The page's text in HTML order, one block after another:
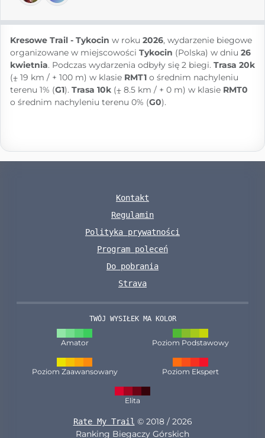
Kresowe Trail - Tykocin w roku 2026, wydarzenie biegowe
organizowane w miejscowości Tykocin (Polska) w dniu 26
kwietnia. Podczas wydarzenia odbyły się 2 biegi. Trasa 20k
(⨦ 19 km / + 100 m) w klasie RMT1 o średnim nachyleniu
terenu 1% (G1). Trasa 10k (⨦ 8.5 km / + 0 m) w klasie RMT0
o średnim nachyleniu terenu 0% (G0).
Kontakt
Regulamin
Polityka prywatności
Program poleceń
Do pobrania
Strava
TWÓJ WYSIŁEK MA KOLOR
Amator Poziom Podstawowy
Poziom Zaawansowany Poziom Ekspert
Elita
Rate My Trail © 2018 / 2026
Ranking Biegaczy Górskich